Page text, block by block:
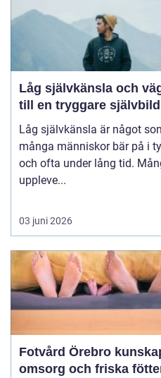
Låg självkänsla och
till en tryggare självbild
Låg självkänsla är något
många människor bär på i
och ofta under lång tid.
uppleve...
03 juni 2026
Fotvård Örebro kunskap,
omsorg och friska